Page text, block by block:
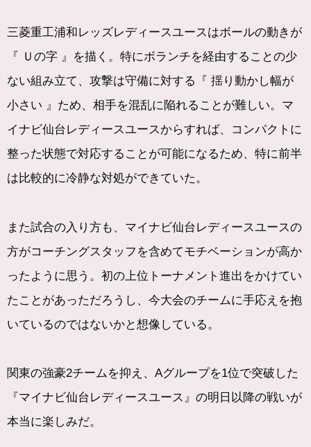
三菱重工浦和レッズレディースユースはボールの動きが
『 Ｕの字 』を描く。特にボランチを経由することの少
ない組み立て、攻撃は守備に対する『 揺り動かし幅が
小さい 』ため、相手を混乱に陥れることが難しい。マ
イナビ仙台レディースユースからすれば、コンパクトに
整った状態で対応することが可能になるため、特に前半
は比較的に冷静な対処ができていた。
また試合の入り方も、マイナビ仙台レディースユースの
方がコーチングスタッフを含めてモチベーションが高か
ったように思う。初の上位トーナメント進出をかけてい
たことがあっただろうし、今大会のチームに手応えを抱
いているのではないかと想像している。
関東の強豪2チームを抑え、Aグループを1位で突破した
『マイナビ仙台レディースユース』の明日以降の戦いが
本当に楽しみだ。